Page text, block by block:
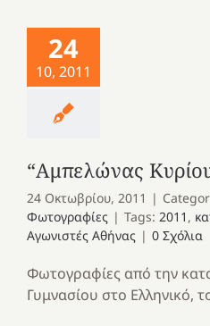
24
10, 2011
“Αμπελώνας
24 Οκτωβρίου, 2011 |
Φωτογραφίες | Tags: 2011 ,
Αγωνιστές Αθήνας | 0 Σχόλια
Φωτογραφίες από την
Γυμνασίου στο Ελληνικό,